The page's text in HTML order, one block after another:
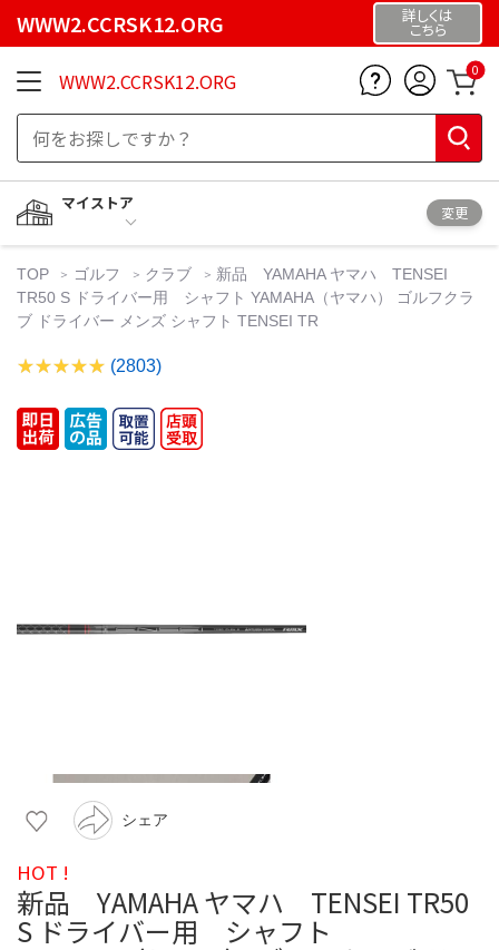
WWW2.CCRSK12.ORG 詳しくは
こちら
WWW2.CCRSK12.ORG 0
マイストア
変更
TOP ゴルフ クラブ
新品 YAMAHA ヤマハ TENSEI
TR50 S ドライバー用 シャフト YAMAHA（ヤマハ） ゴルフクラ
ブ ドライバー メンズ シャフト TENSEI TR
(2803)
シェア
HOT !
新品 YAMAHA ヤマハ TENSEI TR50
S ドライバー用 シャフト